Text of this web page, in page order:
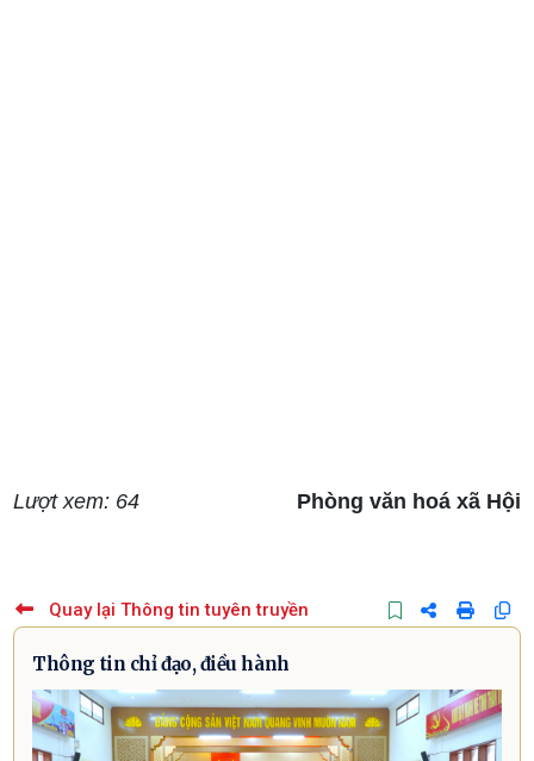
Lượt xem: 64 Phòng văn hoá xã Hội
Quay lại Thông tin tuyên truyền
Thông tin chỉ đạo, điều hành